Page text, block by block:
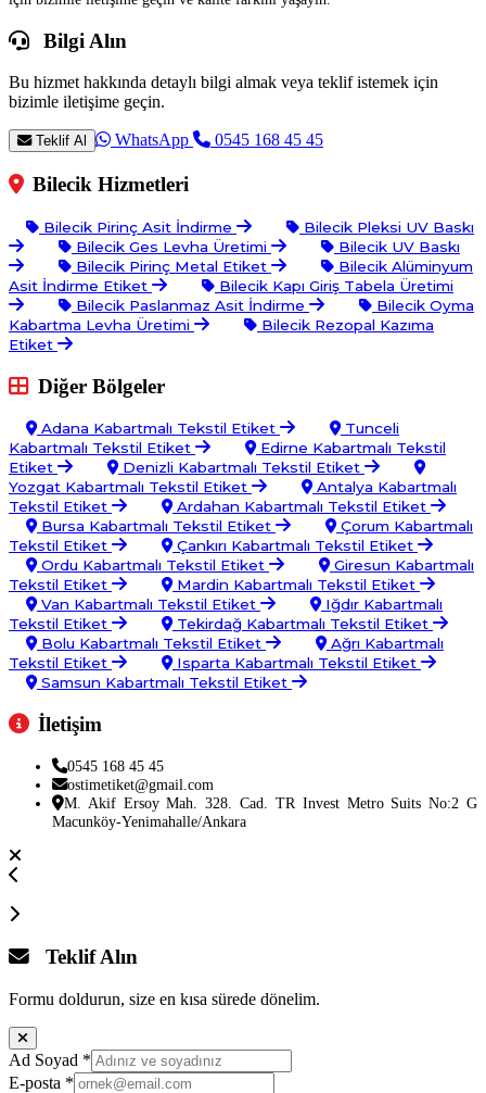
Bilgi Alın
Bu hizmet hakkında detaylı bilgi almak veya teklif istemek için
bizimle iletişime geçin.
Teklif Al WhatsApp 0545 168 45 45
Bilecik Hizmetleri
Bilecik Pirinç Asit İndirme
Bilecik Pleksi UV Baskı
Bilecik Ges Levha Üretimi
Bilecik UV Baskı
Bilecik Pirinç Metal Etiket
Bilecik Alüminyum
Asit İndirme Etiket
Bilecik Kapı Giriş Tabela Üretimi
Bilecik Paslanmaz Asit İndirme
Bilecik Oyma
Kabartma Levha Üretimi
Bilecik Rezopal Kazıma
Etiket
Diğer Bölgeler
Adana Kabartmalı Tekstil Etiket
Tunceli
Kabartmalı Tekstil Etiket
Edirne Kabartmalı Tekstil
Etiket
Denizli Kabartmalı Tekstil Etiket
Yozgat Kabartmalı Tekstil Etiket
Antalya Kabartmalı
Tekstil Etiket
Ardahan Kabartmalı Tekstil Etiket
Bursa Kabartmalı Tekstil Etiket
Çorum Kabartmalı
Tekstil Etiket
Çankırı Kabartmalı Tekstil Etiket
Ordu Kabartmalı Tekstil Etiket
Giresun Kabartmalı
Tekstil Etiket
Mardin Kabartmalı Tekstil Etiket
Van Kabartmalı Tekstil Etiket
Iğdır Kabartmalı
Tekstil Etiket
Tekirdağ Kabartmalı Tekstil Etiket
Bolu Kabartmalı Tekstil Etiket
Ağrı Kabartmalı
Tekstil Etiket
Isparta Kabartmalı Tekstil Etiket
Samsun Kabartmalı Tekstil Etiket
İletişim
0545 168 45 45
ostimetiket@gmail.com
M. Akif Ersoy Mah. 328. Cad. TR Invest Metro Suits No:2 G
Macunköy-Yenimahalle/Ankara
Teklif Alın
Formu doldurun, size en kısa sürede dönelim.
Ad Soyad *
E-posta *